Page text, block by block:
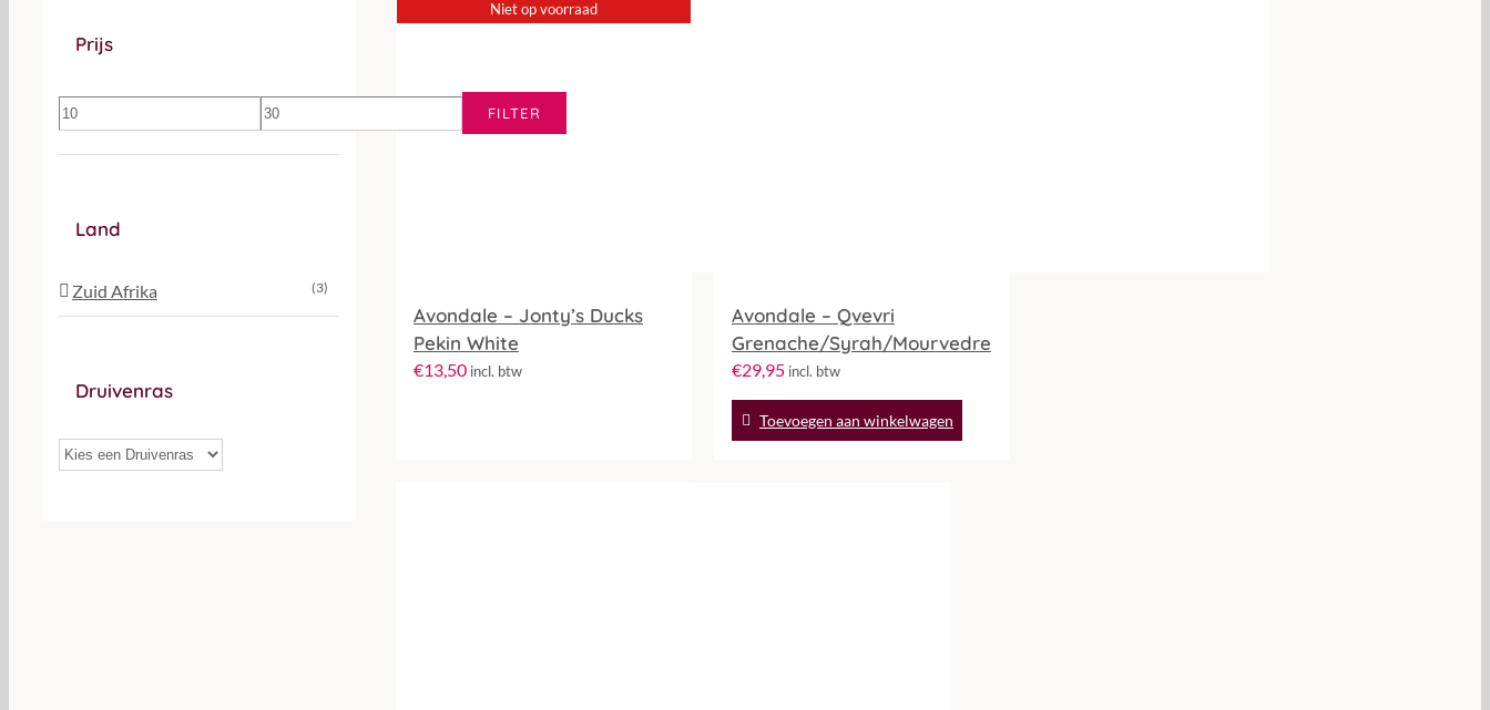
Niet op voorraad
Avondale – Jonty’s Ducks
Pekin White
€13,50 incl. btw
Avondale – Qvevri
Grenache/Syrah/Mourvedre
€29,95 incl. btw
Toevoegen aan winkelwagen
Prijs
Min.
prijs
Max.
prijs
FILTER
Land
Zuid Afrika (3)
Druivenras